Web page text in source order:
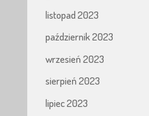
listopad 2023
październik 2023
wrzesień 2023
sierpień 2023
lipiec 2023